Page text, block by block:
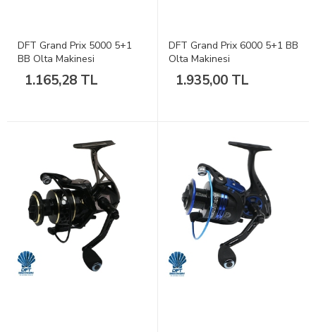
DFT Grand Prix 5000 5+1
BB Olta Makinesi
1.165,28 TL
DFT Grand Prix 6000 5+1 BB
Olta Makinesi
1.935,00 TL